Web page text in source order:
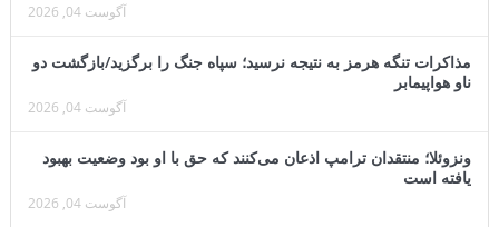
آگوست 04, 2026
مذاکرات تنگه هرمز به نتیجه نرسید؛ سپاه جنگ را برگزید/بازگشت دو
ناو هواپیمابر
آگوست 04, 2026
ونزوئلا؛ منتقدان ترامپ اذعان می‌کنند که حق با او بود وضعیت بهبود
یافته است
آگوست 04, 2026